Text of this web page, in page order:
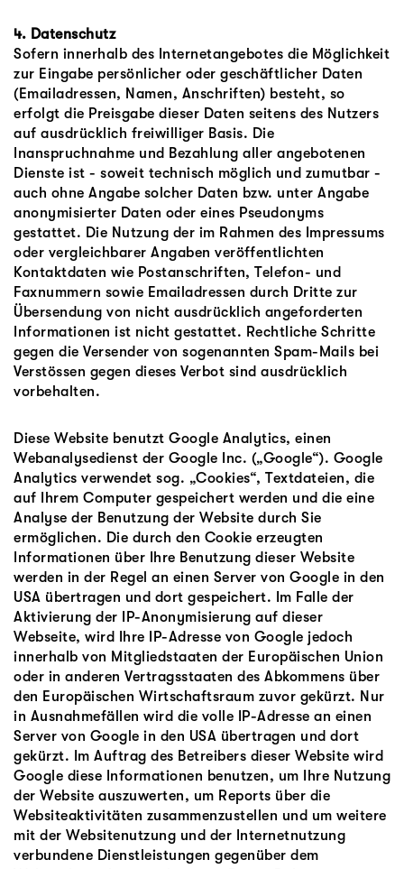
4. Datenschutz
Sofern innerhalb des Internetangebotes die Möglichkeit
zur Eingabe persönlicher oder geschäftlicher Daten
(Emailadressen, Namen, Anschriften) besteht, so
erfolgt die Preisgabe dieser Daten seitens des Nutzers
auf ausdrücklich freiwilliger Basis. Die
Inanspruchnahme und Bezahlung aller angebotenen
Dienste ist - soweit technisch möglich und zumutbar -
auch ohne Angabe solcher Daten bzw. unter Angabe
anonymisierter Daten oder eines Pseudonyms
gestattet. Die Nutzung der im Rahmen des Impressums
oder vergleichbarer Angaben veröffentlichten
Kontaktdaten wie Postanschriften, Telefon- und
Faxnummern sowie Emailadressen durch Dritte zur
Übersendung von nicht ausdrücklich angeforderten
Informationen ist nicht gestattet. Rechtliche Schritte
gegen die Versender von sogenannten Spam-Mails bei
Verstössen gegen dieses Verbot sind ausdrücklich
vorbehalten.
Diese Website benutzt Google Analytics, einen
Webanalysedienst der Google Inc. („Google“). Google
Analytics verwendet sog. „Cookies“, Textdateien, die
auf Ihrem Computer gespeichert werden und die eine
Analyse der Benutzung der Website durch Sie
ermöglichen. Die durch den Cookie erzeugten
Informationen über Ihre Benutzung dieser Website
werden in der Regel an einen Server von Google in den
USA übertragen und dort gespeichert. Im Falle der
Aktivierung der IP-Anonymisierung auf dieser
Webseite, wird Ihre IP-Adresse von Google jedoch
innerhalb von Mitgliedstaaten der Europäischen Union
oder in anderen Vertragsstaaten des Abkommens über
den Europäischen Wirtschaftsraum zuvor gekürzt. Nur
in Ausnahmefällen wird die volle IP-Adresse an einen
Server von Google in den USA übertragen und dort
gekürzt. Im Auftrag des Betreibers dieser Website wird
Google diese Informationen benutzen, um Ihre Nutzung
der Website auszuwerten, um Reports über die
Websiteaktivitäten zusammenzustellen und um weitere
mit der Websitenutzung und der Internetnutzung
verbundene Dienstleistungen gegenüber dem